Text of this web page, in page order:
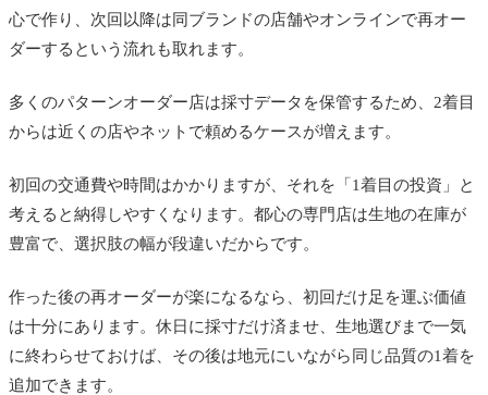
心で作り、次回以降は同ブランドの店舗やオンラインで再オー
ダーするという流れも取れます。
多くのパターンオーダー店は採寸データを保管するため、2着目
からは近くの店やネットで頼めるケースが増えます。
初回の交通費や時間はかかりますが、それを「1着目の投資」と
考えると納得しやすくなります。都心の専門店は生地の在庫が
豊富で、選択肢の幅が段違いだからです。
作った後の再オーダーが楽になるなら、初回だけ足を運ぶ価値
は十分にあります。休日に採寸だけ済ませ、生地選びまで一気
に終わらせておけば、その後は地元にいながら同じ品質の1着を
追加できます。